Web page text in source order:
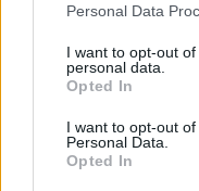
Personal Data
I want to opt-out
personal data.
Opted In
I want to opt-out
Personal Data.
Opted In
VAI